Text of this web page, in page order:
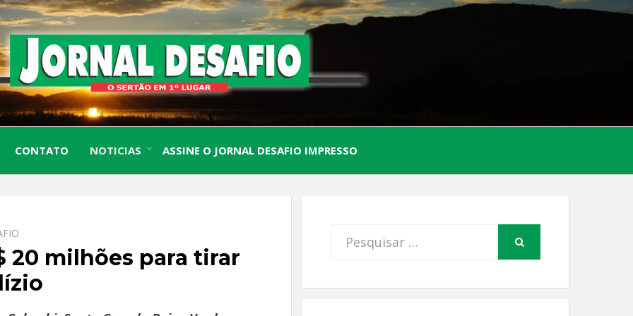
JORNAL
DESAFIO
O Sertão em 1º Lugar
CONTATO NOTICIAS ASSINE O JORNAL DESAFIO IMPRESSO
20 milhões para tirar
Procurar